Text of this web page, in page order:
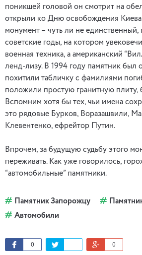
поникшей головой он смотрит на
открыли ко Дню освобождения Киева
монумент – чуть ли не единственный,
советские годы, на котором
военная техника, а американский
ленд-лизу. В 1994 году памятник был
похитили табличку с фамилиями
положили простую гранитную плиту,
Вспомним хотя бы тех, чьи имена
это рядовые Бурков, Воразашвили,
Клевентенко, ефрейтор Путин.
Впрочем, за будущую судьбу этого
переживать. Как уже говорилось,
“автомобильные” памятники.
Памятник Запорожцу
Автомобили
0 0